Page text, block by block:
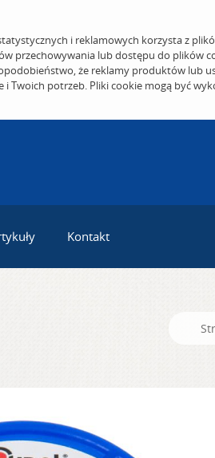
i reklamowych korzysta z
przechowywania lub dostępu do plików
że reklamy produktów lub
i Twoich potrzeb. Pliki cookie mogą być
Kontakt